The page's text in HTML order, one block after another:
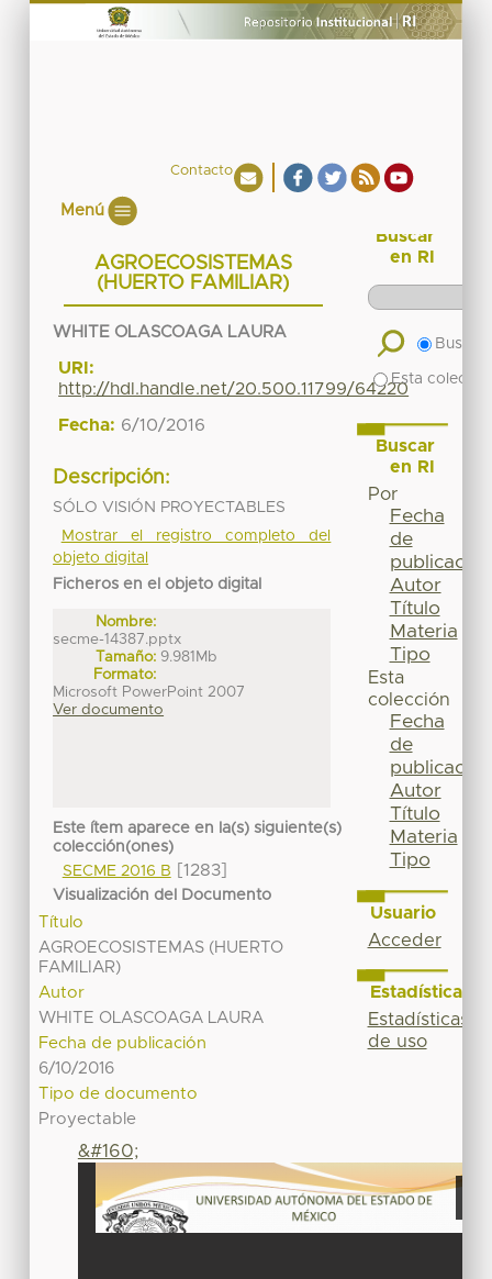
Contacto
Menú
AGROECOSISTEMAS
(HUERTO FAMILIAR)
WHITE OLASCOAGA LAURA
URI:
http://hdl.handle.net/20.500.11799/64220
Fecha: 6/10/2016
Descripción:
SÓLO VISIÓN PROYECTABLES
Mostrar el registro completo del
objeto digital
Ficheros en el objeto digital
Nombre:
secme-14387.pptx
Tamaño: 9.981Mb
Formato:
Microsoft PowerPoint 2007
Ver documento
Este ítem aparece en la(s) siguiente(s)
colección(ones)
SECME 2016 B
[1283]
Visualización del Documento
Título
AGROECOSISTEMAS (HUERTO
FAMILIAR)
Autor
WHITE OLASCOAGA LAURA
Fecha de publicación
6/10/2016
Tipo de documento
Proyectable
&#160;
Buscar
en RI
Buscar
Esta
Buscar
en RI
Por
Fecha
de
publicación
Autor
Título
Materia
Tipo
Esta
colección
Fecha
de
publicación
Autor
Título
Materia
Tipo
Usuario
Acceder
Estadísticas
Estadísticas
de uso